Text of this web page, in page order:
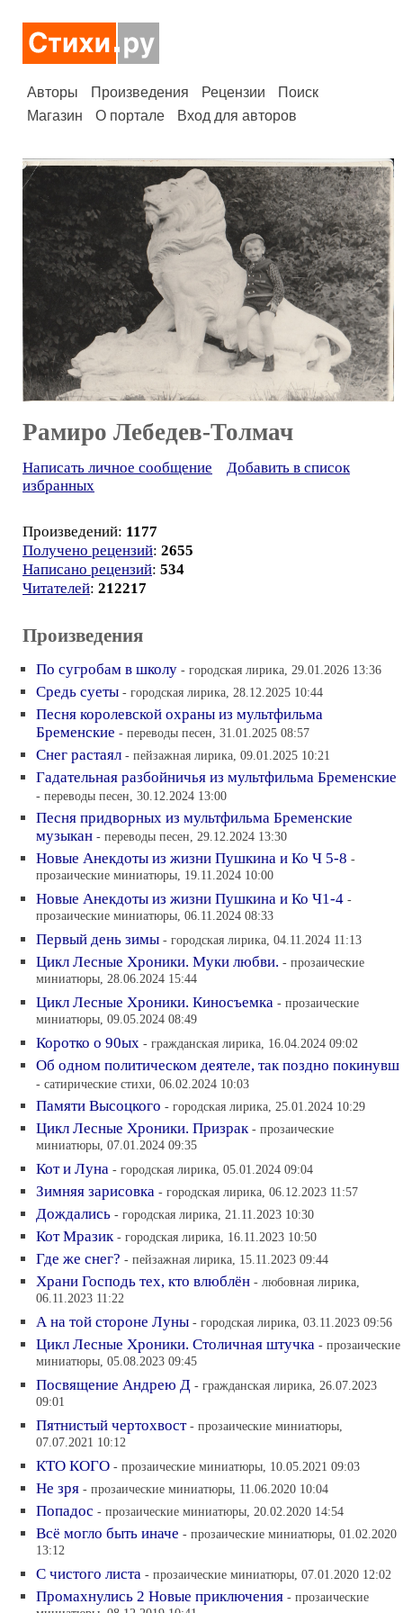
Авторы Произведения Рецензии
Поиск
Магазин
О портале Вход для авторов
Рамиро Лебедев-Толмач
Написать личное сообщение
Добавить в список
избранных
Произведений: 1177
Получено рецензий: 2655
Написано рецензий: 534
Читателей: 212217
Произведения
По сугробам в школу - городская лирика, 29.01.2026 13:36
Средь суеты - городская лирика, 28.12.2025 10:44
Песня королевской охраны из мультфильма
Бременские - переводы песен, 31.01.2025 08:57
Снег растаял - пейзажная лирика, 09.01.2025 10:21
Гадательная разбойничья из мультфильма Бременские
- переводы песен, 30.12.2024 13:00
Песня придворных из мультфильма Бременские
музыкан - переводы песен, 29.12.2024 13:30
Новые Анекдоты из жизни Пушкина и Ко Ч 5-8 -
прозаические миниатюры, 19.11.2024 10:00
Новые Анекдоты из жизни Пушкина и Ко Ч1-4 -
прозаические миниатюры, 06.11.2024 08:33
Первый день зимы - городская лирика, 04.11.2024 11:13
Цикл Лесные Хроники. Муки любви. - прозаические
миниатюры, 28.06.2024 15:44
Цикл Лесные Хроники. Киносъемка - прозаические
миниатюры, 09.05.2024 08:49
Коротко о 90ых - гражданская лирика, 16.04.2024 09:02
Об одном политическом деятеле, так поздно покинувш
- сатирические стихи, 06.02.2024 10:03
Памяти Высоцкого - городская лирика, 25.01.2024 10:29
Цикл Лесные Хроники. Призрак - прозаические
миниатюры, 07.01.2024 09:35
Кот и Луна - городская лирика, 05.01.2024 09:04
Зимняя зарисовка - городская лирика, 06.12.2023 11:57
Дождались - городская лирика, 21.11.2023 10:30
Кот Мразик - городская лирика, 16.11.2023 10:50
Где же снег? - пейзажная лирика, 15.11.2023 09:44
Храни Господь тех, кто влюблён - любовная лирика,
06.11.2023 11:22
А на той стороне Луны - городская лирика, 03.11.2023 09:56
Цикл Лесные Хроники. Столичная штучка - прозаические
миниатюры, 05.08.2023 09:45
Посвящение Андрею Д - гражданская лирика, 26.07.2023
09:01
Пятнистый чертохвост - прозаические миниатюры,
07.07.2021 10:12
КТО КОГО - прозаические миниатюры, 10.05.2021 09:03
Не зря - прозаические миниатюры, 11.06.2020 10:04
Попадос - прозаические миниатюры, 20.02.2020 14:54
Всё могло быть иначе - прозаические миниатюры, 01.02.2020
13:12
С чистого листа - прозаические миниатюры, 07.01.2020 12:02
Промахнулись 2 Новые приключения - прозаические